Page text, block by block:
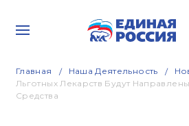
Главная Наша Деятельность
Льготных Лекарств Будут
Средства